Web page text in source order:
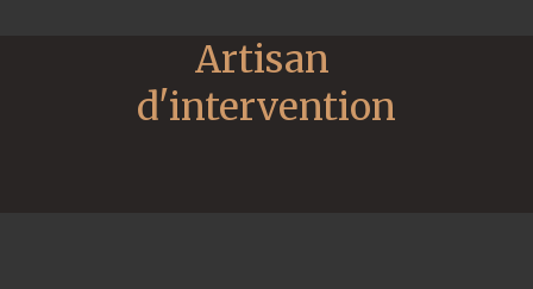
Artisan
d'intervention